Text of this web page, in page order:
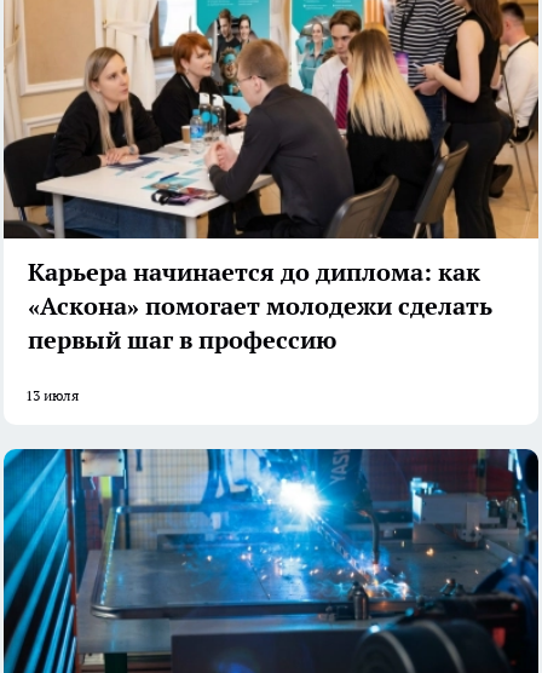
Карьера начинается до диплома: как
«Аскона» помогает молодежи сделать
первый шаг в профессию
13 июля